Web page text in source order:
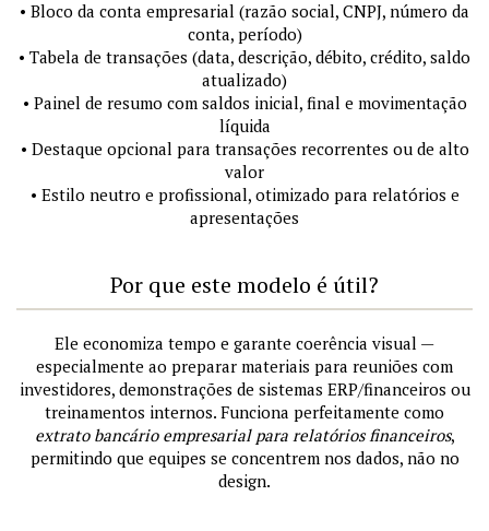
• Bloco da conta empresarial (razão social, CNPJ, número da
conta, período)
• Tabela de transações (data, descrição, débito, crédito, saldo
atualizado)
• Painel de resumo com saldos inicial, final e movimentação
líquida
• Destaque opcional para transações recorrentes ou de alto
valor
• Estilo neutro e profissional, otimizado para relatórios e
apresentações
Por que este modelo é útil?
Ele economiza tempo e garante coerência visual —
especialmente ao preparar materiais para reuniões com
investidores, demonstrações de sistemas ERP/financeiros ou
treinamentos internos. Funciona perfeitamente como
extrato bancário empresarial para relatórios financeiros,
permitindo que equipes se concentrem nos dados, não no
design.